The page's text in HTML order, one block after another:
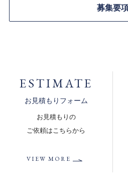
募集要
ESTIMATE
お見積もりフォーム
お見積もりの
ご依頼はこちらから
VIEW MORE